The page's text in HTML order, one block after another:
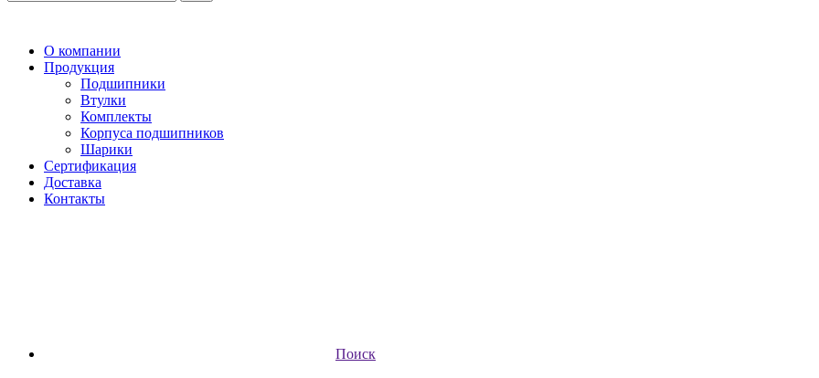
О компании
Продукция
Подшипники
Втулки
Комплекты
Корпуса подшипников
Шарики
Сертификация
Доставка
Контакты
Поиск